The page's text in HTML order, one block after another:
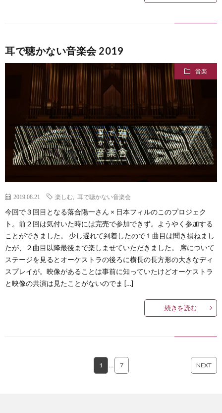
耳で聴かない音楽会 2019
音楽
2019.08.21 楽しむ 耳で聴かない音楽会
今回で３回目となる落合陽一さん × 日本フィルのこのプロジェク
ト。前２回は気付いた時には完売で参加できず。ようやく参加する
ことができました。 少し遅れて到着したので１曲目は聞き損ねまし
たが、２曲目以降最後まで楽しませていただきました。 席について
ステージを見るとオーケストラの後ろに横長の長方形の大きなディ
スプレイが。映像があることは事前に知っていたけどオーケストラ
と映像の共演は見たことがないのでま […]
続きを読む
1 7 NEXT